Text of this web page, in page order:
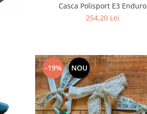
Casca Polisport E3 Enduro
254,20 Lei
-19%
NOU